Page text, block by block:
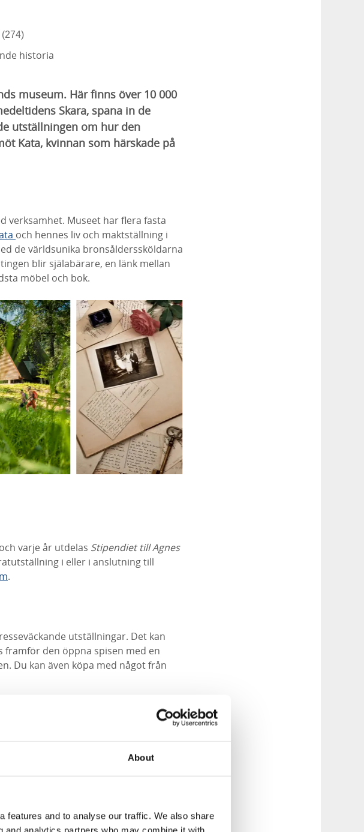
About
features and to analyse our traffic. We also share
(274)
historia
museum. Här finns över 10 000
Skara, spana in de
utställningen om hur den
Kata, kvinnan som härskade på
verksamhet. Museet har flera fasta
och hennes liv och maktställning i
de världsunika bronsålderssköldarna
blir själabärare, en länk mellan
möbel och bok.
varje år utdelas Stipendiet till Agnes
i eller i anslutning till
.
utställningar. Det kan
framför den öppna spisen med en
Du kan även köpa med något från